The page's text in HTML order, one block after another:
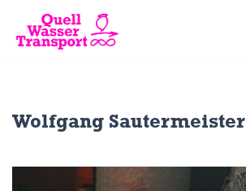
Zum
Wolfgang Sautermeister